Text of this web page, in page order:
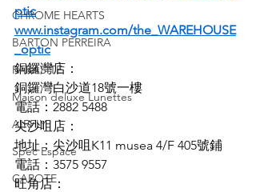
CHROME HEARTS
BARTON PERREIRA
PARASITE
Maison deluxe Lunettes
AIRFLY
Spec Espace
CAPOTE
ptic
www.instagram.com/the_WAREHOUSE
_optic
銅鑼灣店：
銅鑼灣白沙道18號一樓
電話：2882 5488
尖沙咀店：
地址：尖沙咀K11 musea 4/F 405號鋪
電話：3575 9557
旺角店：